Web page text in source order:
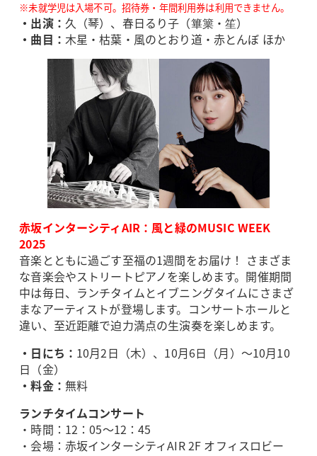
※未就学児は入場不可。招待券・年間利用券は利用できません。
・出演： 久（琴）、春日るり子（篳篥・笙）
・曲目： 木星・枯葉・風のとおり道・赤とんぼ ほか
赤坂インターシティAIR：風と緑のMUSIC WEEK
2025
音楽とともに過ごす至福の1週間をお届け！ さまざま
な音楽会やストリートピアノを楽しめます。開催期間
中は毎日、ランチタイムとイブニングタイムにさまざ
まなアーティストが登場します。コンサートホールと
違い、至近距離で迫力満点の生演奏を楽しめます。
・日にち： 10月2日（木）、10月6日（月）～10月10
日（金）
・料金： 無料
ランチタイムコンサート
・時間：12：05～12：45
・会場：赤坂インターシティAIR 2F オフィスロビー